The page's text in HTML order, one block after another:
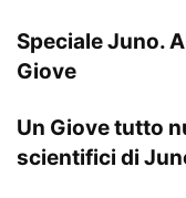
Speciale Juno.
Giove
Un Giove tutto
scientifici di